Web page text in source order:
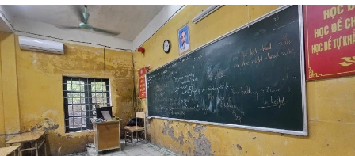
THẾ GIỚI
THỂ THAO
GIÁO DỤC
Y TẾ